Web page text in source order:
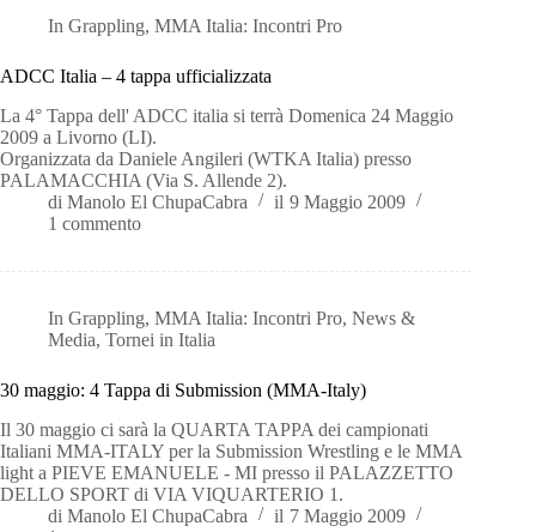
In Grappling,MMA Italia: Incontri Pro
ADCC Italia – 4 tappa ufficializzata
La 4° Tappa dell' ADCC italia si terrà Domenica 24 Maggio
2009 a Livorno (LI).
Organizzata da Daniele Angileri (WTKA Italia) presso
PALAMACCHIA (Via S. Allende 2).
di Manolo El ChupaCabra il 9 Maggio 2009
1 commento
In Grappling,MMA Italia: Incontri Pro,News &
Media, Tornei in Italia
30 maggio: 4 Tappa di Submission (MMA-Italy)
Il 30 maggio ci sarà la QUARTA TAPPA dei campionati
Italiani MMA-ITALY per la Submission Wrestling e le MMA
light a PIEVE EMANUELE - MI presso il PALAZZETTO
DELLO SPORT di VIA VIQUARTERIO 1.
di Manolo El ChupaCabra il 7 Maggio 2009